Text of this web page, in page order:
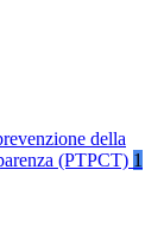
della
(PTPCT) 1